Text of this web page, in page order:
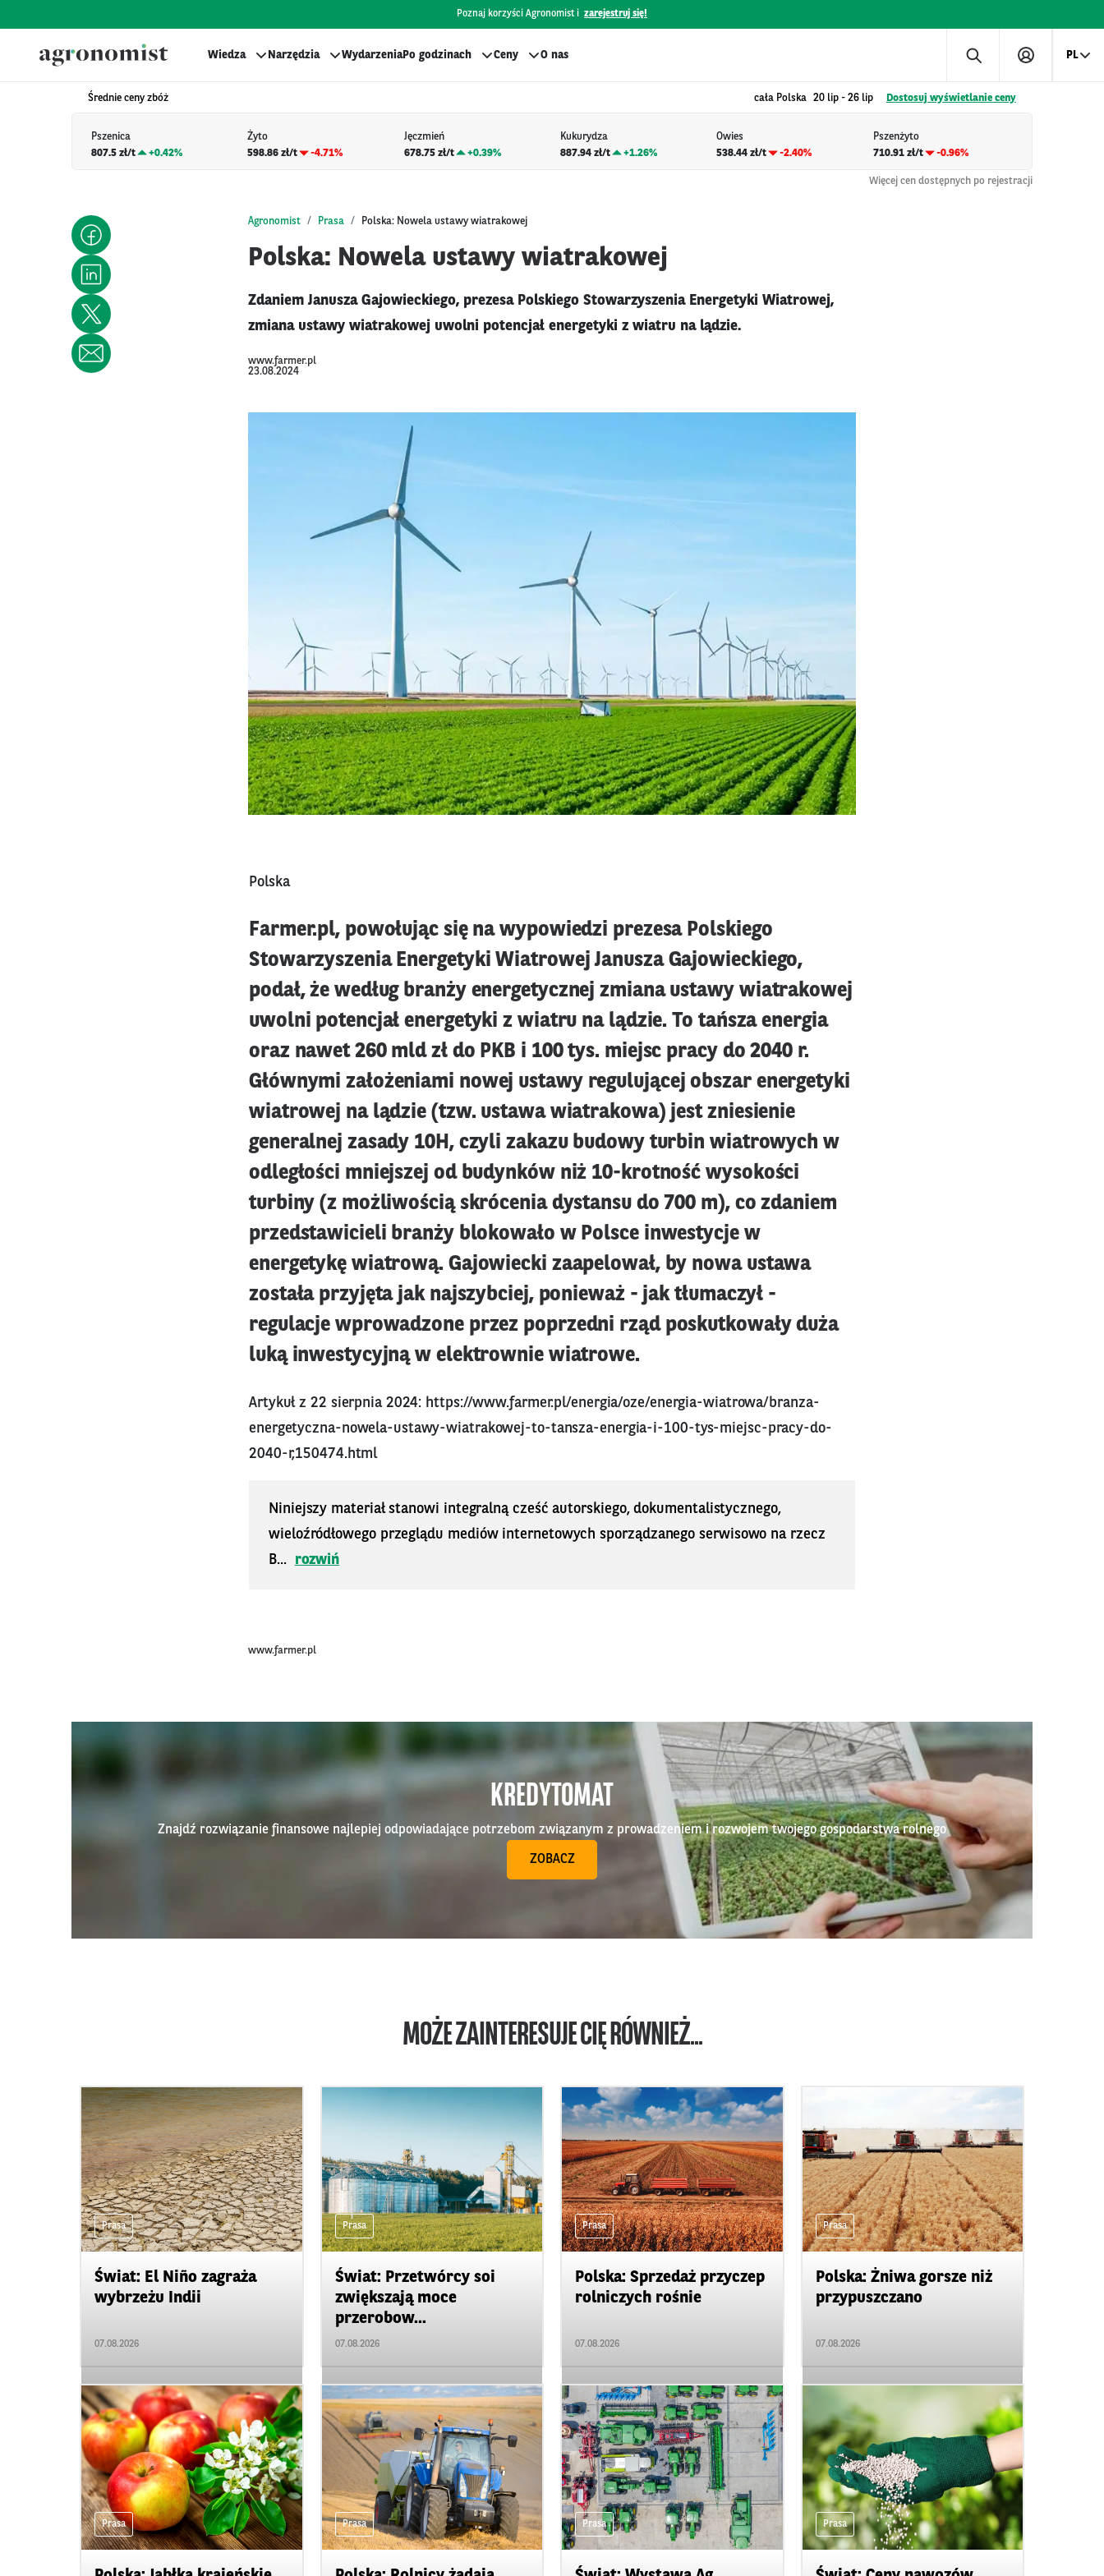
Poznaj korzyści Agronomist i zarejestruj się!
Wiedza Narzędzia WydarzeniaPo godzinach Ceny O nas PL
Średnie ceny zbóż cała Polska 20 lip - 26 lip Dostosuj wyświetlanie ceny
Pszenica
807.5 zł/t
+0.42%
Żyto
598.86 zł/t
-4.71%
Jęczmień
678.75 zł/t
+0.39%
Kukurydza
887.94 zł/t
+1.26%
Owies
538.44 zł/t
-2.40%
Pszenżyto
710.91 zł/t
-0.96%
Więcej cen dostępnych po rejestracji
Agronomist Prasa Polska: Nowela ustawy wiatrakowej
Polska: Nowela ustawy wiatrakowej
Zdaniem Janusza Gajowieckiego, prezesa Polskiego Stowarzyszenia Energetyki Wiatrowej,
zmiana ustawy wiatrakowej uwolni potencjał energetyki z wiatru na lądzie.
www.farmer.pl
23.08.2024
Polska
Farmer.pl, powołując się na wypowiedzi prezesa Polskiego
Stowarzyszenia Energetyki Wiatrowej Janusza Gajowieckiego,
podał, że według branży energetycznej zmiana ustawy wiatrakowej
uwolni potencjał energetyki z wiatru na lądzie. To tańsza energia
oraz nawet 260 mld zł do PKB i 100 tys. miejsc pracy do 2040 r.
Głównymi założeniami nowej ustawy regulującej obszar energetyki
wiatrowej na lądzie (tzw. ustawa wiatrakowa) jest zniesienie
generalnej zasady 10H, czyli zakazu budowy turbin wiatrowych w
odległości mniejszej od budynków niż 10-krotność wysokości
turbiny (z możliwością skrócenia dystansu do 700 m), co zdaniem
przedstawicieli branży blokowało w Polsce inwestycje w
energetykę wiatrową. Gajowiecki zaapelował, by nowa ustawa
została przyjęta jak najszybciej, ponieważ - jak tłumaczył -
regulacje wprowadzone przez poprzedni rząd poskutkowały duża
luką inwestycyjną w elektrownie wiatrowe.
Artykuł z 22 sierpnia 2024: https://www.farmer.pl/energia/oze/energia-wiatrowa/branza-
energetyczna-nowela-ustawy-wiatrakowej-to-tansza-energia-i-100-tys-miejsc-pracy-do-
2040-r,150474.html
Niniejszy materiał stanowi integralną cześć autorskiego, dokumentalistycznego,
wieloźródłowego przeglądu mediów internetowych sporządzanego serwisowo na rzecz
B...
rozwiń
www.farmer.pl
KREDYTOMAT
Znajdź rozwiązanie finansowe najlepiej odpowiadające potrzebom związanym z prowadzeniem i rozwojem twojego gospodarstwa rolnego
ZOBACZ
MOŻE ZAINTERESUJE CIĘ RÓWNIEŻ...
Prasa
Świat: El Niño zagraża
wybrzeżu Indii
07.08.2026
Prasa
Świat: Przetwórcy soi
zwiększają moce
przerobow...
07.08.2026
Prasa
Polska: Sprzedaż przyczep
rolniczych rośnie
07.08.2026
Prasa
Polska: Żniwa gorsze niż
przypuszczano
07.08.2026
Prasa Prasa Prasa Prasa